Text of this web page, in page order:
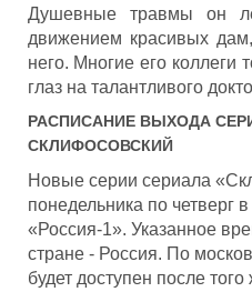
Душевные травмы он
движением красивых
него. Многие его коллеги
глаз на талантливого
РАСПИСАНИЕ ВЫХОДА
СКЛИФОСОВСКИЙ
Новые серии сериала
понедельника по четверг
«Россия-1». Указанное
стране - Россия. По
будет доступен после